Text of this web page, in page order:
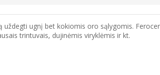
ugnį bet kokiomis oro sąlygomis.
trintuvais, dujinėmis viryklėmis ir kt.